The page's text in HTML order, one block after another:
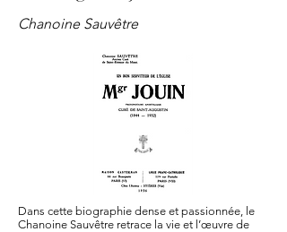
Chanoine Sauvêtre
Dans cette biographie dense et passionnée, le
Chanoine Sauvêtre retrace la vie et l’œuvre de